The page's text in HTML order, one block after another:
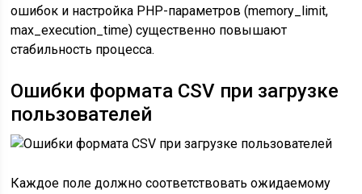
ошибок и настройка PHP-параметров (memory_limit,
max_execution_time) существенно повышают
стабильность процесса.
Ошибки формата CSV при загрузке
пользователей
Каждое поле должно соответствовать ожидаемому